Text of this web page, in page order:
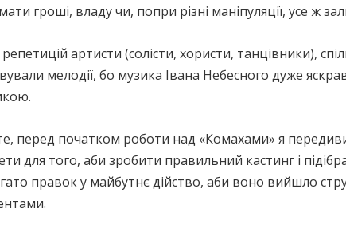
гроші, владу чи, попри різні маніпуляції, усе ж
репетицій артисти (солісти, хористи, танцівники),
мелодії, бо музика Івана Небесного дуже
перед початком роботи над «Комахами» я
для того, аби зробити правильний кастинг і
правок у майбутнє дійство, аби воно вийшло